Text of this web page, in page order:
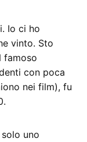
Io ci ho
vinto. Sto
famoso
con poca
nei film), fu
solo uno